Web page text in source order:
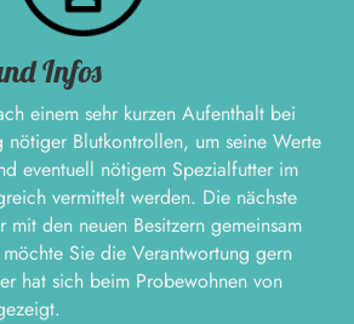
Infos
einem sehr kurzen Aufenthalt bei
nötiger Blutkontrollen, um seine Werte
eventuell nötigem Spezialfutter im
vermittelt werden. Die nächste
den neuen Besitzern gemeinsam
Sie die Verantwortung gern
hat sich beim Probewohnen von